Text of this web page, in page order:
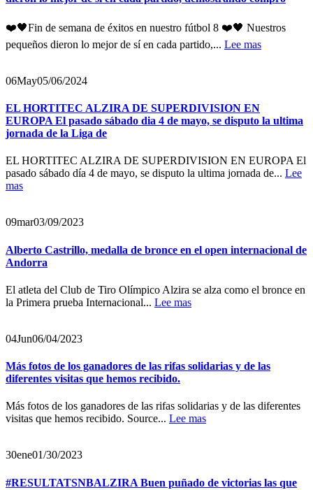
❤️🖤Fin de semana de éxitos en nuestro fútbol 8 ❤️🖤 Nuestros
pequeños dieron lo mejor de sí en cada partido,... Lee mas
06May05/06/2024
EL HORTITEC ALZIRA DE SUPERDIVISION EN
EUROPA El pasado sábado dia 4 de mayo, se disputo la ultima
jornada de la Liga de
EL HORTITEC ALZIRA DE SUPERDIVISION EN EUROPA El
pasado sábado día 4 de mayo, se disputo la ultima jornada de... Lee
mas
09mar03/09/2023
Alberto Castrillo, medalla de bronce en el open internacional de
Andorra
El atleta del Club de Tiro Olímpico Alzira se alza como el bronce en
la Primera prueba Internacional... Lee mas
04Jun06/04/2023
Más fotos de los ganadores de las rifas solidarias y de las
diferentes visitas que hemos recibido.
Más fotos de los ganadores de las rifas solidarias y de las diferentes
visitas que hemos recibido. Source... Lee mas
30ene01/30/2023
#RESULTATSNBALZIRA Buen puñado de victorias las que